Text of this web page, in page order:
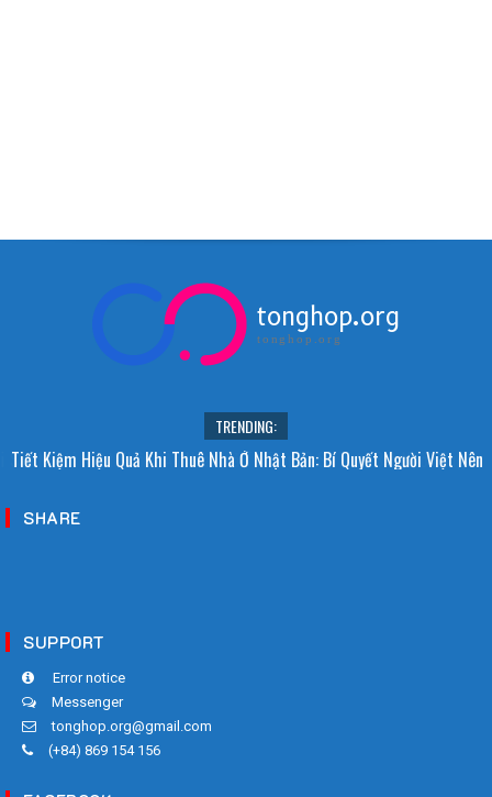
tonghop.org
tonghop.org
TRENDING:
Sao Người Nhật Không Ăn Hoa Quả Tự Trồng? Sự Thật Bất Ngờ Đằng
Tiết Kiệm Hiệu Quả Khi Thuê Nhà Ở Nhật Bản: Bí Quyết Người Việt Nên
SHARE
SUPPORT
Error notice
Messenger
tonghop.org@gmail.com
(+84) 869 154 156